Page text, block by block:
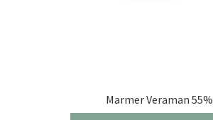
Marmer Veraman 55%